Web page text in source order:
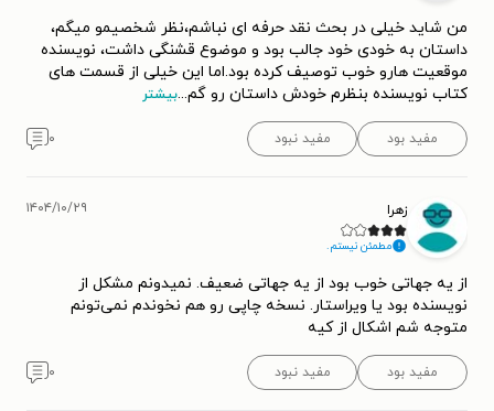
من شاید خیلی در بحث نقد حرفه ای نباشم،نظر شخصیمو میگم،
داستان به خودی خود جالب بود و موضوع قشنگی داشت، نویسنده
موقعیت هارو خوب توصیف کرده بود.اما این خیلی از قسمت های
کتاب نویسنده بنظرم خودش داستان رو گم...بیشتر
مفید بود مفید نبود ۰
زهرا
مطمئن نیستم.
۱۴۰۴/۱۰/۲۹
از یه جهاتی خوب بود از یه جهاتی ضعیف. نمیدونم مشکل از
نویسنده بود یا ویراستار. نسخه چاپی رو هم نخوندم نمی‌تونم
متوجه شم اشکال از کیه
مفید بود مفید نبود ۰